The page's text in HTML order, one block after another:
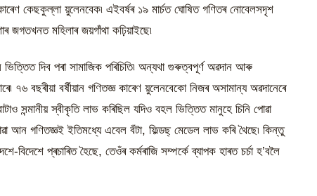
কেছকুল্লা য়ুলেনবেক৷ এইবৰ্ষৰ ১৯ মাৰ্চত ঘোষিত গণিতৰ নোবেলসদৃশ
জগতখনত মহিলাৰ জয়গাঁথা কঢ়িয়াইছে৷
দিব পৰা সামাজিক পৰিচিতি৷ অন্যথা গুৰুত্বপূৰ্ণ অৱদান আৰু
৭৬ বছৰীয়া বৰ্ষীয়ান গণিতজ্ঞ কাৰেণ য়ুলেনবেকো নিজৰ অসামান্য অৱদানেৰে
সন্মানীয় স্বীকৃতি লাভ কৰিছিল যদিও বহল ভিত্তিত মানুহে চিনি পোৱা
আন গণিতজ্ঞই ইতিমধ্যে এবেল বঁটা, ফিল্ডছ্ মেডেল লাভ কৰি থৈছে৷ কিন্তু
প্ৰচাৰিত হৈছে, তেওঁৰ কৰ্মৰাজি সম্পৰ্কে ব্যাপক হাৰত চৰ্চা হ’বলৈ